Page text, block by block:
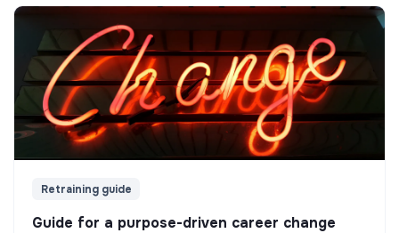
Retraining guide
Guide for a purpose-driven career change